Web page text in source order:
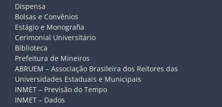
Dispensa
Bolsas e Convênios
Estágio e Monografia
Cerimonial Universitário
Biblioteca
Prefeitura de Mineiros
ABRUEM – Associação Brasileira dos Reitores das
Universidades Estaduais e Municipais
INMET – Previsão do Tempo
INMET – Dados